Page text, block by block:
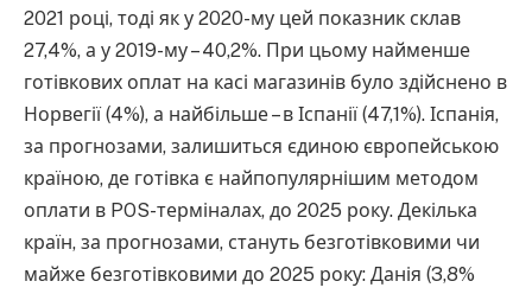
2021 році, тоді як у 2020-му цей показник склав
27,4%, а у 2019-му – 40,2%. При цьому найменше
готівкових оплат на касі магазинів було здійснено в
Норвегії (4%), а найбільше – в Іспанії (47,1%). Іспанія,
за прогнозами, залишиться єдиною європейською
країною, де готівка є найпопулярнішим методом
оплати в POS-терміналах, до 2025 року. Декілька
країн, за прогнозами, стануть безготівковими чи
майже безготівковими до 2025 року: Данія (3,8%